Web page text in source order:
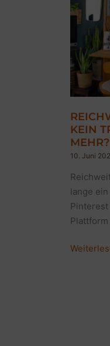
KEIN
MEHR?
10. Juni
lange